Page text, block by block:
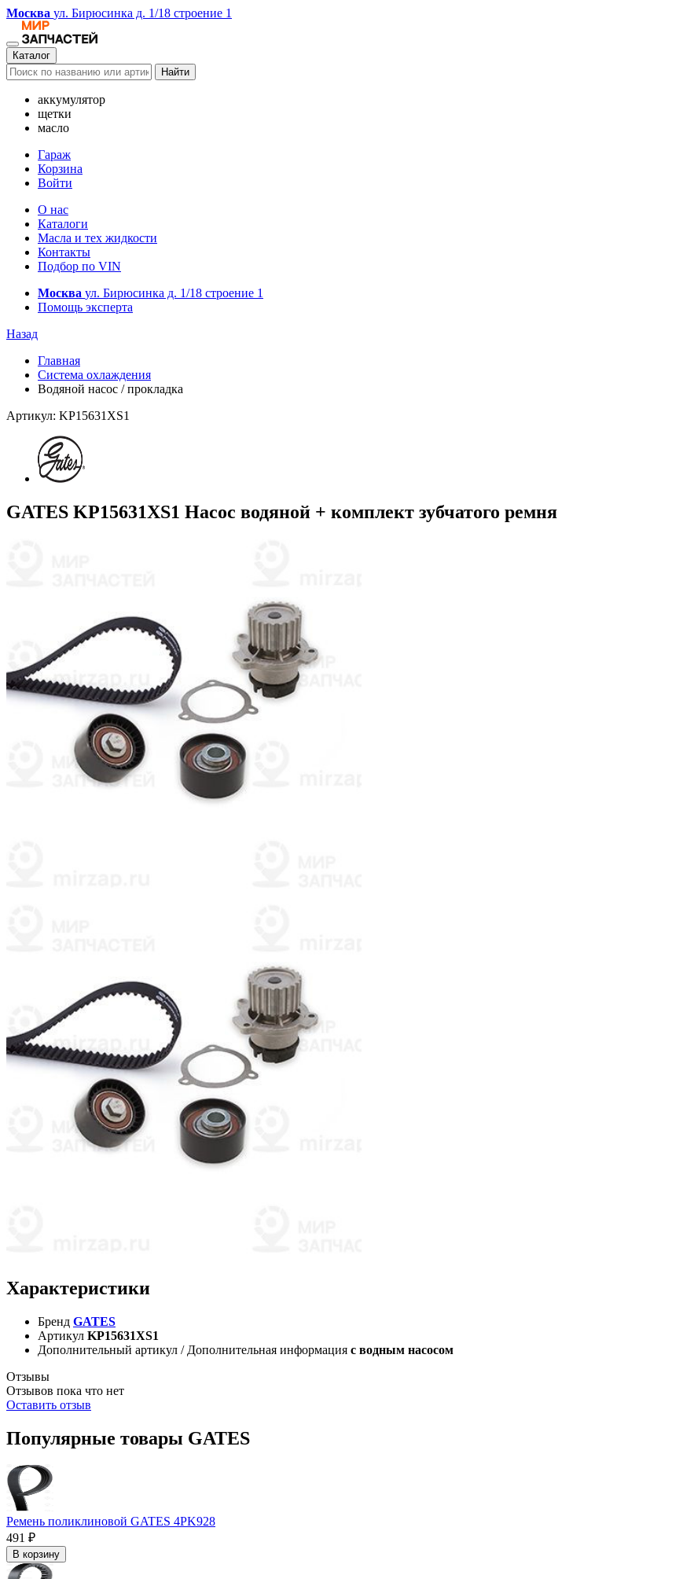
Москва ул. Бирюсинка д. 1/18 строение 1
Каталог
Найти
аккумулятор
щетки
масло
Гараж
Корзина
Войти
О нас
Каталоги
Масла и тех жидкости
Контакты
Подбор по VIN
Москва ул. Бирюсинка д. 1/18 строение 1
Помощь эксперта
Назад
Главная
Система охлаждения
Водяной насос / прокладка
Артикул: KP15631XS1
GATES KP15631XS1 Насос водяной + комплект зубчатого ремня
Характеристики
Бренд GATES
Артикул KP15631XS1
Дополнительный артикул / Дополнительная информация с водным насосом
Отзывы
Отзывов пока что нет
Оставить отзыв
Популярные товары GATES
Ремень поликлиновой GATES 4PK928
491 ₽
В корзину